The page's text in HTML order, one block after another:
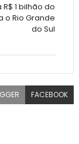
1 bilhão do
o Rio Grande
do Sul
FACEBOOK